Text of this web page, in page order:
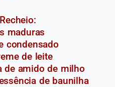
maduras
condensado
de leite
de amido de milho
de baunilha